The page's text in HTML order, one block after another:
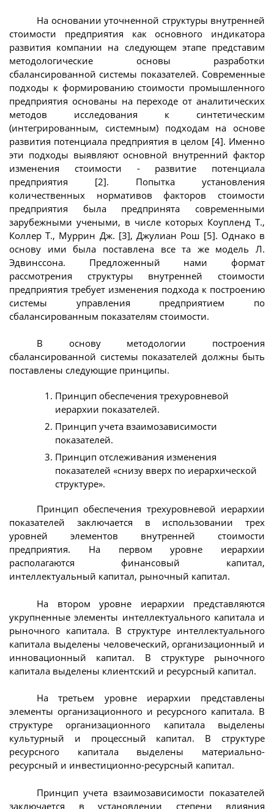
На основании уточненной структуры внутренней
стоимости предприятия как основного индикатора
развития компании на следующем этапе представим
методологические основы разработки
сбалансированной системы показателей. Современные
подходы к формированию стоимости промышленного
предприятия основаны на переходе от аналитических
методов исследования к синтетическим
(интегрированным, системным) подходам на основе
развития потенциала предприятия в целом [4]. Именно
эти подходы выявляют основной внутренний фактор
изменения стоимости - развитие потенциала
предприятия [2]. Попытка установления
количественных нормативов факторов стоимости
предприятия была предпринята современными
зарубежными учеными, в числе которых Коупленд Т.,
Коллер Т., Муррин Дж. [3], Джулиан Рош [5]. Однако в
основу ими была поставлена все та же модель Л.
Эдвинссона. Предложенный нами формат
рассмотрения структуры внутренней стоимости
предприятия требует изменения подхода к построению
системы управления предприятием по
сбалансированным показателям стоимости.
В основу методологии построения
сбалансированной системы показателей должны быть
поставлены следующие принципы.
Принцип обеспечения трехуровневой
иерархии показателей.
Принцип учета взаимозависимости
показателей.
Принцип отслеживания изменения
показателей «снизу вверх по иерархической
структуре».
Принцип обеспечения трехуровневой иерархии
показателей заключается в использовании трех
уровней элементов внутренней стоимости
предприятия. На первом уровне иерархии
располагаются финансовый капитал,
интеллектуальный капитал, рыночный капитал.
На втором уровне иерархии представляются
укрупненные элементы интеллектуального капитала и
рыночного капитала. В структуре интеллектуального
капитала выделены человеческий, организационный и
инновационный капитал. В структуре рыночного
капитала выделены клиентский и ресурсный капитал.
На третьем уровне иерархии представлены
элементы организационного и ресурсного капитала. В
структуре организационного капитала выделены
культурный и процессный капитал. В структуре
ресурсного капитала выделены материально-
ресурсный и инвестиционно-ресурсный капитал.
Принцип учета взаимозависимости показателей
заключается в установлении степени влияния